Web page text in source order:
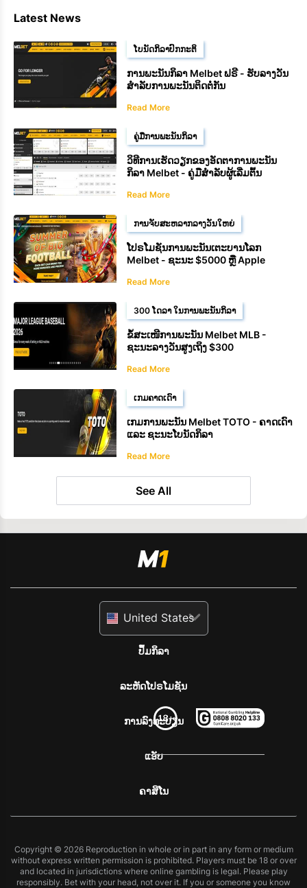
Latest News
ໂບນັດກິລາປົກກະຕິ
ການພະນັນກິລາ Melbet ຟຣີ - ຮັບລາງວັນ
ສຳລັບການພະນັນຕິດຕໍ່ກັນ
Read More
ຄູ່ມືການພະນັນກິລາ
ວິທີການເຮັດວຽກຂອງອັດຕາການພະນັນ
ກິລາ Melbet - ຄູ່ມືສຳລັບຜູ້ເລີ່ມຕົ້ນ
Read More
ການຈັບສະຫລາກລາງວັນໃຫຍ່
ໂປຣໂມຊັນການພະນັນເຕະບານໂລກ
Melbet - ຊະນະ $5000 ຫຼື Apple
Read More
300 ໂດລາ ໃນການພະນັນກິລາ
ຂໍ້ສະເໜີການພະນັນ Melbet MLB -
ຊະນະລາງວັນສູງເຖິງ $300
Read More
ເກມຄາດເດົາ
ເກມການພະນັນ Melbet TOTO - ຄາດເດົາ
ແລະ ຊະນະໂບນັດກິລາ
Read More
See All
ປຶ້ມກິລາ
ລະຫັດໂປຣໂມຊັນ
ການລົງທະບຽນ
ແອັບ
ຄາສິໂນ
United States
Copyright © 2026 Reproduction in whole or in part in any form or medium
without express written permission is prohibited. Players must be 18 or over
and located in jurisdictions where online gambling is legal. Please play
responsibly. Bet with your head, not over it. If you or someone you know